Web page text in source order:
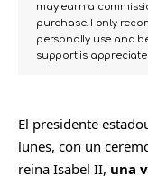
may earn a
purchase. I only
personally use and
support is
El presidente
lunes, con un
reina Isabel II, una